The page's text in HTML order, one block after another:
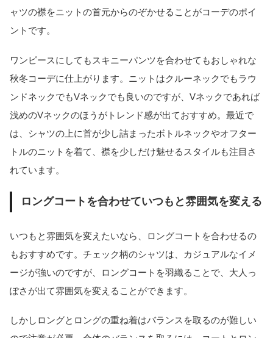
ャツの襟をニットの首元からのぞかせることがコーデのポイ
ントです。
ワンピースにしてもスキニーパンツを合わせてもおしゃれな
秋冬コーデに仕上がります。ニットはクルーネックでもラウ
ンドネックでもVネックでも良いのですが、Vネックであれば
浅めのVネックのほうがトレンド感が出ておすすめ。最近で
は、シャツの上に首が少し詰まったボトルネックやオフター
トルのニットを着て、襟を少しだけ魅せるスタイルも注目さ
れています。
ロングコートを合わせていつもと雰囲気を変える
いつもと雰囲気を変えたいなら、ロングコートを合わせるの
もおすすめです。チェック柄のシャツは、カジュアルなイメ
ージが強いのですが、ロングコートを羽織ることで、大人っ
ぽさが出て雰囲気を変えることができます。
しかしロングとロングの重ね着はバランスを取るのが難しい